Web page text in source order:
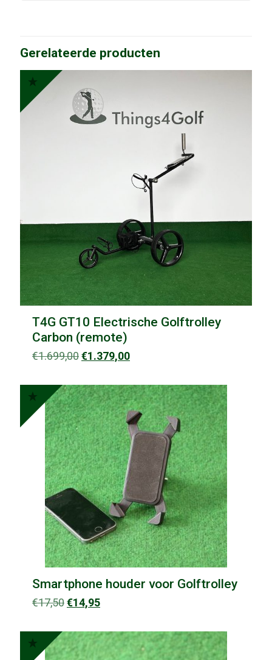
Gerelateerde producten
T4G GT10 Electrische Golftrolley
Carbon (remote)
€1.699,00Oorspronkelijke
was:
€1.699,00.
€1.379,00Huidige
is:
€1.379,00.
Smartphone houder voor Golftrolley
€17,50Oorspronkelijke
was:
€17,50.
€14,95Huidige
is:
€14,95.